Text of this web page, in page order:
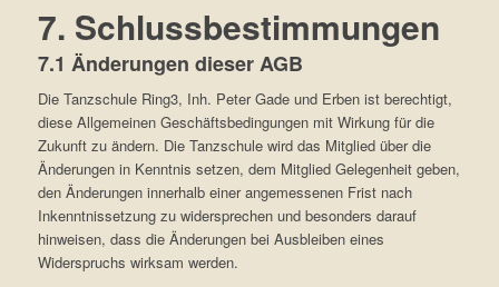
7. Schlussbestimmungen
7.1 Änderungen dieser AGB
Die Tanzschule Ring3, Inh. Peter Gade und Erben ist berechtigt,
diese Allgemeinen Geschäftsbedingungen mit Wirkung für die
Zukunft zu ändern. Die Tanzschule wird das Mitglied über die
Änderungen in Kenntnis setzen, dem Mitglied Gelegenheit geben,
den Änderungen innerhalb einer angemessenen Frist nach
Inkenntnissetzung zu widersprechen und besonders darauf
hinweisen, dass die Änderungen bei Ausbleiben eines
Widerspruchs wirksam werden.